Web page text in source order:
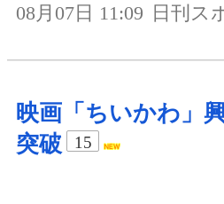
08月07日 11:09 日刊ス
映画「ちいかわ」
突破
15